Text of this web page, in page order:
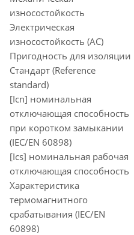
износостойкость
Электрическая
износостойкость (AC)
Пригодность для изоляции
Стандарт (Reference
standard)
[Icn] номинальная
отключающая способность
при коротком замыкании
(IEC/EN 60898)
[Ics] номинальная рабочая
отключающая способность
Характеристика
термомагнитного
срабатывания (IEC/EN
60898)